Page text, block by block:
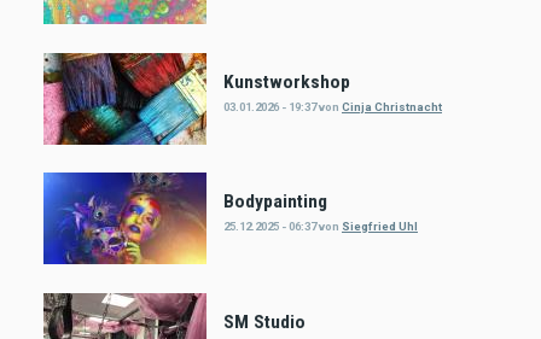
Kunstworkshop
03.01.2026 - 19:37von Cinja Christnacht
Bodypainting
25.12.2025 - 06:37von Siegfried Uhl
SM Studio